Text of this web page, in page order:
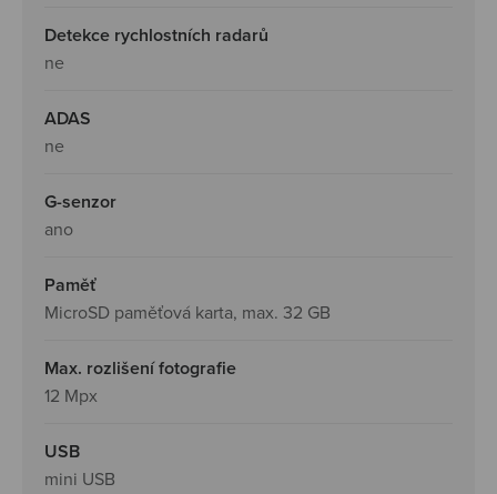
Detekce rychlostních radarů
ne
ADAS
ne
G-senzor
ano
Paměť
MicroSD paměťová karta, max. 32 GB
Max. rozlišení fotografie
12 Mpx
USB
mini USB